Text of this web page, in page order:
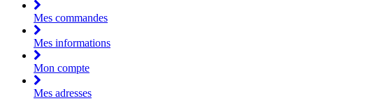
Mes commandes
Mes informations
Mon compte
Mes adresses